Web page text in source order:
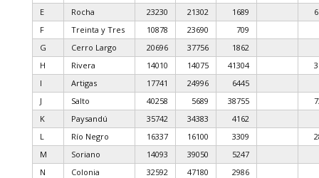
E
Rocha 23230 21302 1689
F
Treinta y Tres 10878 23690
709
G
Cerro Largo 20696 37756
1862
H
Rivera 14010 14075 41304
I
Artigas 17741 24996
6445
J
Salto 40258 5689 38755
K
Paysandú 35742 34383
4162
L
Río Negro 16337 16100 3309
M
Soriano 14093 39050
5247
N
Colonia 32592 47180
2986